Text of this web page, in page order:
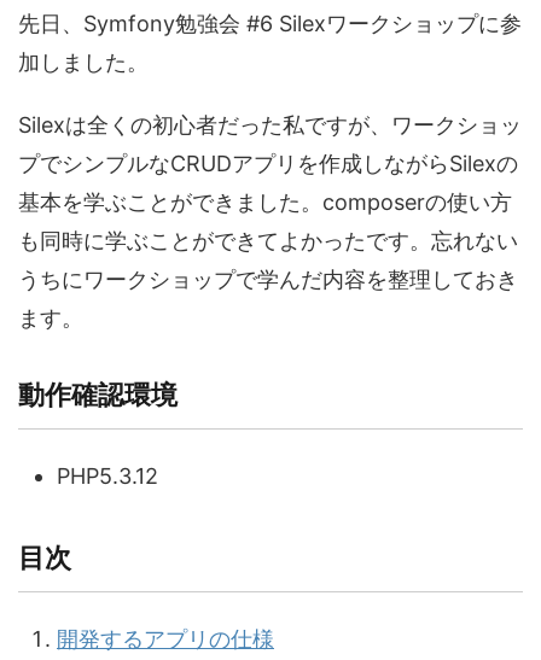
先日、Symfony勉強会 #6 Silexワークショップに参
加しました。
Silexは全くの初心者だった私ですが、ワークショッ
プでシンプルなCRUDアプリを作成しながらSilexの
基本を学ぶことができました。composerの使い方
も同時に学ぶことができてよかったです。忘れない
うちにワークショップで学んだ内容を整理しておき
ます。
動作確認環境
PHP5.3.12
目次
開発するアプリの仕様